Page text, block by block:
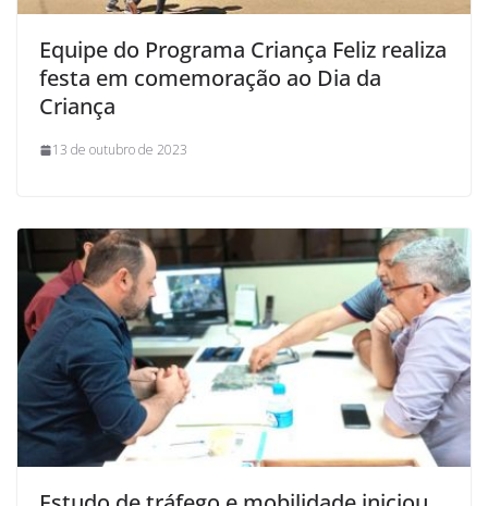
Equipe do Programa Criança Feliz realiza
festa em comemoração ao Dia da
Criança
13 de outubro de 2023